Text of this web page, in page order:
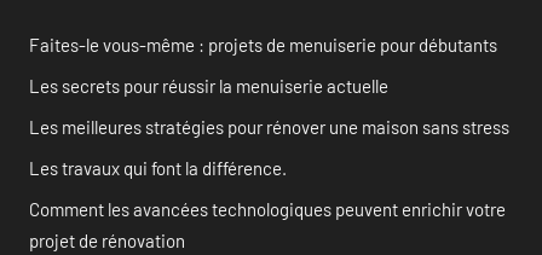
Faites-le vous-même : projets de menuiserie pour débutants
Les secrets pour réussir la menuiserie actuelle
Les meilleures stratégies pour rénover une maison sans stress
Les travaux qui font la différence.
Comment les avancées technologiques peuvent enrichir votre
projet de rénovation